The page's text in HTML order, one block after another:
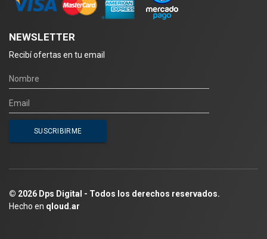
NEWSLETTER
Recibí ofertas en tu email
© 2026 Dps Digital - Todos los derechos reservados.
Hecho en qloud.ar